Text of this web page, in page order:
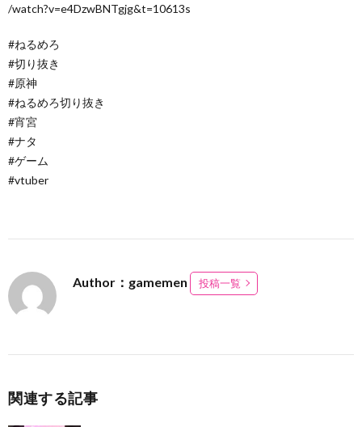
/watch?v=e4DzwBNTgjg&t=10613s
#ねるめろ
#切り抜き
#原神
#ねるめろ切り抜き
#宵宮
#ナタ
#ゲーム
#vtuber
Author：gamemen 投稿一覧
関連する記事